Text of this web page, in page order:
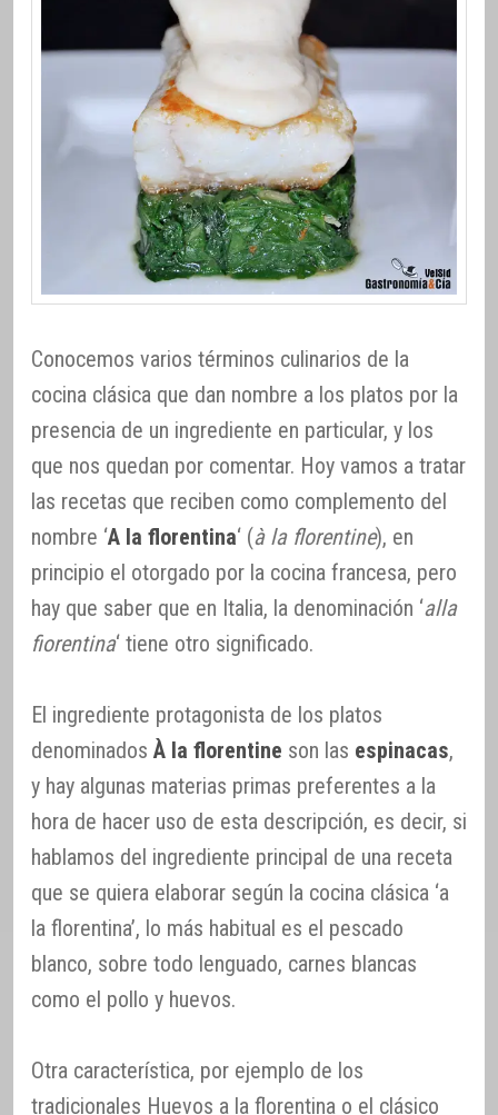
Conocemos varios términos culinarios de la
cocina clásica que dan nombre a los platos por la
presencia de un ingrediente en particular, y los
que nos quedan por comentar. Hoy vamos a tratar
las recetas que reciben como complemento del
nombre ‘A la florentina‘ (à la florentine), en
principio el otorgado por la cocina francesa, pero
hay que saber que en Italia, la denominación ‘alla
fiorentina‘ tiene otro significado.
El ingrediente protagonista de los platos
denominados À la florentine son las espinacas,
y hay algunas materias primas preferentes a la
hora de hacer uso de esta descripción, es decir, si
hablamos del ingrediente principal de una receta
que se quiera elaborar según la cocina clásica ‘a
la florentina’, lo más habitual es el pescado
blanco, sobre todo lenguado, carnes blancas
como el pollo y huevos.
Otra característica, por ejemplo de los
tradicionales Huevos a la florentina o el clásico